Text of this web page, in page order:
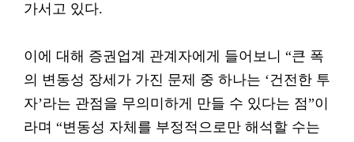
가서고 있다.
이에 대해 증권업계 관계자에게 들어보니 “큰 폭
의 변동성 장세가 가진 문제 중 하나는 ‘건전한 투
자’라는 관점을 무의미하게 만들 수 있다는 점”이
라며 “변동성 자체를 부정적으로만 해석할 수는